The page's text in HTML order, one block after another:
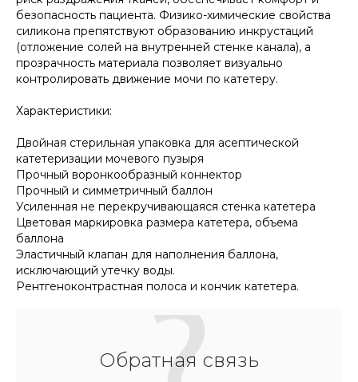
безопасность пациента. Физико-химические свойства
силикона препятствуют образованию инкрустаций
(отложение солей на внутренней стенке канала), а
прозрачность материала позволяет визуально
контролировать движение мочи по катетеру.
Характеристики:
Двойная стерильная упаковка для асептической
катетеризации мочевого пузыря
Прочный воронкообразный коннектор
Прочный и симметричный баллон
Усиленная не перекручивающаяся стенка катетера
Цветовая маркировка размера катетера, объема
баллона
Эластичный клапан для наполнения баллона,
исключающий утечку воды.
Рентгеноконтрастная полоса и кончик катетера.
Обратная связь